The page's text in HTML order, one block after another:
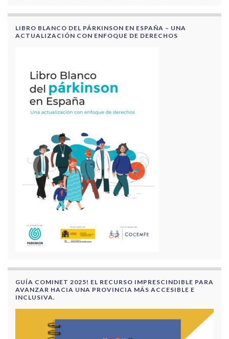
LIBRO BLANCO DEL PÁRKINSON EN ESPAÑA – UNA
ACTUALIZACIÓN CON ENFOQUE DE DERECHOS
GUÍA COMINET 2025! EL RECURSO IMPRESCINDIBLE PARA
AVANZAR HACIA UNA PROVINCIA MÁS ACCESIBLE E
INCLUSIVA.